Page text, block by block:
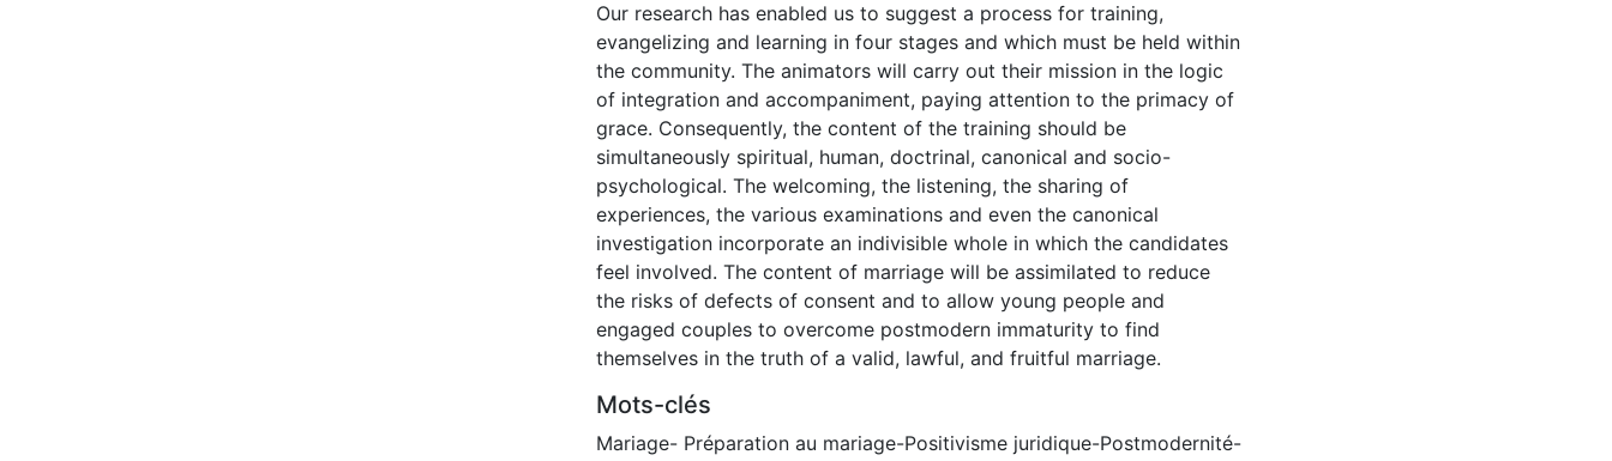
Our research has enabled us to suggest a process for training,
evangelizing and learning in four stages and which must be held within
the community. The animators will carry out their mission in the logic
of integration and accompaniment, paying attention to the primacy of
grace. Consequently, the content of the training should be
simultaneously spiritual, human, doctrinal, canonical and socio-
psychological. The welcoming, the listening, the sharing of
experiences, the various examinations and even the canonical
investigation incorporate an indivisible whole in which the candidates
feel involved. The content of marriage will be assimilated to reduce
the risks of defects of consent and to allow young people and
engaged couples to overcome postmodern immaturity to find
themselves in the truth of a valid, lawful, and fruitful marriage.
Mots-clés
Mariage- Préparation au mariage-Positivisme juridique-Postmodernité-